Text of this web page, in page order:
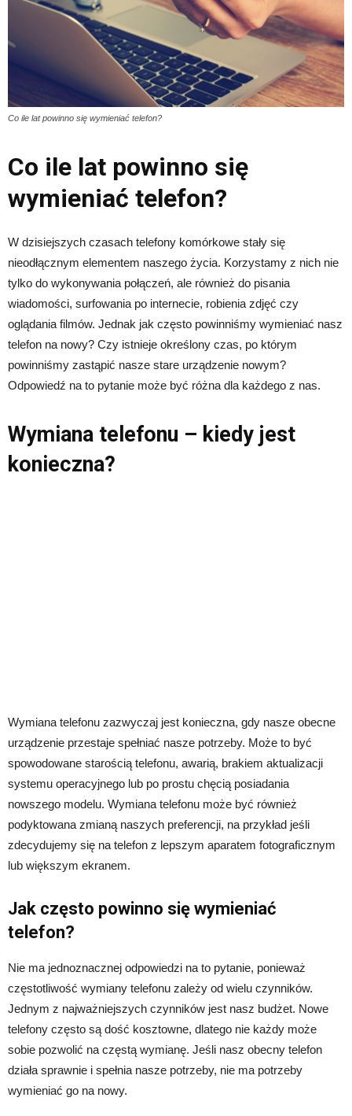
Co ile lat powinno się wymieniać telefon?
Co ile lat powinno się
wymieniać telefon?
W dzisiejszych czasach telefony komórkowe stały się
nieodłącznym elementem naszego życia. Korzystamy z nich nie
tylko do wykonywania połączeń, ale również do pisania
wiadomości, surfowania po internecie, robienia zdjęć czy
oglądania filmów. Jednak jak często powinniśmy wymieniać nasz
telefon na nowy? Czy istnieje określony czas, po którym
powinniśmy zastąpić nasze stare urządzenie nowym?
Odpowiedź na to pytanie może być różna dla każdego z nas.
Wymiana telefonu – kiedy jest
konieczna?
Wymiana telefonu zazwyczaj jest konieczna, gdy nasze obecne
urządzenie przestaje spełniać nasze potrzeby. Może to być
spowodowane starością telefonu, awarią, brakiem aktualizacji
systemu operacyjnego lub po prostu chęcią posiadania
nowszego modelu. Wymiana telefonu może być również
podyktowana zmianą naszych preferencji, na przykład jeśli
zdecydujemy się na telefon z lepszym aparatem fotograficznym
lub większym ekranem.
Jak często powinno się wymieniać
telefon?
Nie ma jednoznacznej odpowiedzi na to pytanie, ponieważ
częstotliwość wymiany telefonu zależy od wielu czynników.
Jednym z najważniejszych czynników jest nasz budżet. Nowe
telefony często są dość kosztowne, dlatego nie każdy może
sobie pozwolić na częstą wymianę. Jeśli nasz obecny telefon
działa sprawnie i spełnia nasze potrzeby, nie ma potrzeby
wymieniać go na nowy.